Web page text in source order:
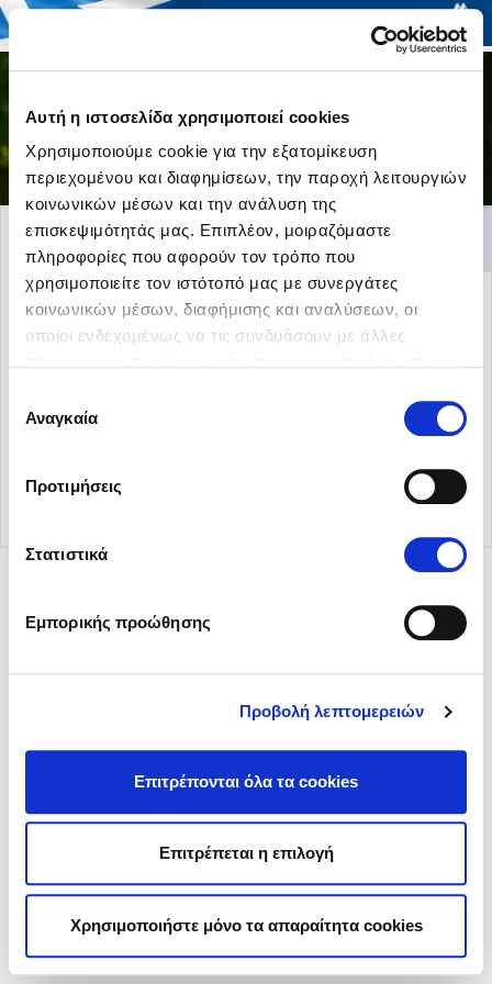
Αυτή η ιστοσελίδα χρησιμοποιεί cookies
Χρησιμοποιούμε cookie για την εξατομίκευση
περιεχομένου και διαφημίσεων, την παροχή λειτουργιών
κοινωνικών μέσων και την ανάλυση της
επισκεψιμότητάς μας. Επιπλέον, μοιραζόμαστε
πληροφορίες που αφορούν τον τρόπο που
χρησιμοποιείτε τον ιστότοπό μας με συνεργάτες
κοινωνικών μέσων, διαφήμισης και αναλύσεων, οι
οποίοι ενδεχομένως να τις συνδυάσουν με άλλες
των υπηρεσιών τους.
συγκατάθεσης
Αναγκαία
Προτιμήσεις
Στατιστικά
Εμπορικής προώθησης
Προβολή λεπτομερειών
Επιτρέπονται όλα τα cookies
Επιτρέπεται η επιλογή
Χρησιμοποιήστε μόνο τα απαραίτητα cookies
home-section-3
Όροι χρήσης
Πολιτική περί Προστασίας Προσωπικών Δεδομένων
Πολιτική Cookies